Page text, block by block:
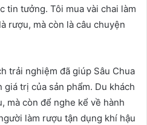
tin tưởng. Tôi mua vài chai làm
rượu, mà còn là câu chuyện
trải nghiệm đã giúp Sâu Chua
trị của sản phẩm. Du khách
mà còn để nghe kể về hành
làm rượu tận dụng khí hậu